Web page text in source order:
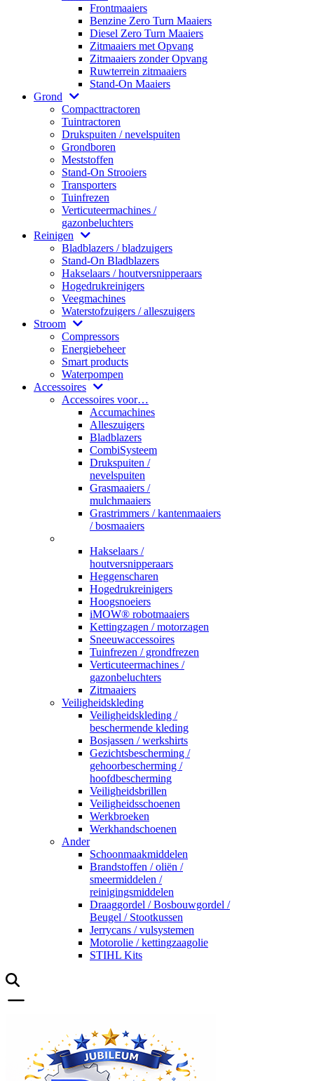
Frontmaaiers
Benzine Zero Turn Maaiers
Diesel Zero Turn Maaiers
Zitmaaiers met Opvang
Zitmaaiers zonder Opvang
Ruwterrein zitmaaiers
Stand-On Maaiers
Grond
Compacttractoren
Tuintractoren
Drukspuiten / nevelspuiten
Grondboren
Meststoffen
Stand-On Strooiers
Transporters
Tuinfrezen
Verticuteermachines /
gazonbeluchters
Reinigen
Bladblazers / bladzuigers
Stand-On Bladblazers
Hakselaars / houtversnipperaars
Hogedrukreinigers
Veegmachines
Waterstofzuigers / alleszuigers
Stroom
Compressors
Energiebeheer
Smart products
Waterpompen
Accessoires
Accessoires voor…
Accumachines
Alleszuigers
Bladblazers
CombiSysteem
Drukspuiten /
nevelspuiten
Grasmaaiers /
mulchmaaiers
Grastrimmers / kantenmaaiers
/ bosmaaiers
Hakselaars /
houtversnipperaars
Heggenscharen
Hogedrukreinigers
Hoogsnoeiers
iMOW® robotmaaiers
Kettingzagen / motorzagen
Sneeuwaccessoires
Tuinfrezen / grondfrezen
Verticuteermachines /
gazonbeluchters
Zitmaaiers
Veiligheidskleding
Veiligheidskleding /
beschermende kleding
Bosjassen / werkshirts
Gezichtsbescherming /
gehoorbescherming /
hoofdbescherming
Veiligheidsbrillen
Veiligheidsschoenen
Werkbroeken
Werkhandschoenen
Ander
Schoonmaakmiddelen
Brandstoffen / oliën /
smeermiddelen /
reinigingsmiddelen
Draaggordel / Bosbouwgordel /
Beugel / Stootkussen
Jerrycans / vulsystemen
Motorolie / kettingzaagolie
STIHL Kits